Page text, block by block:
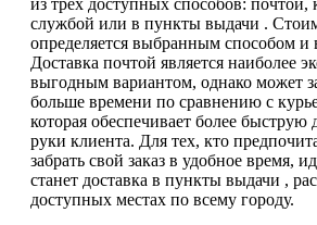
из трех доступных способов: почтой,
службой или в пункты выдачи .
определяется выбранным способом и
Доставка почтой является наиболее
выгодным вариантом, однако может
больше времени по сравнению с
которая обеспечивает более быструю
руки клиента. Для тех, кто
забрать свой заказ в удобное время,
станет доставка в пункты выдачи ,
доступных местах по всему городу.